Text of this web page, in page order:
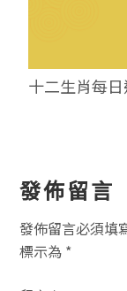
十二生肖每日
讀
者
互
發佈留言
發佈留言必須填
標示為 *